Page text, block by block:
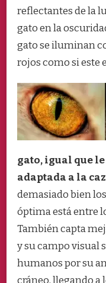
reflectantes de la
gato en la
gato se iluminan
rojos como si este
gato, igual que
adaptada a la
demasiado bien
óptima está entre
También capta
y su campo visual
humanos por su